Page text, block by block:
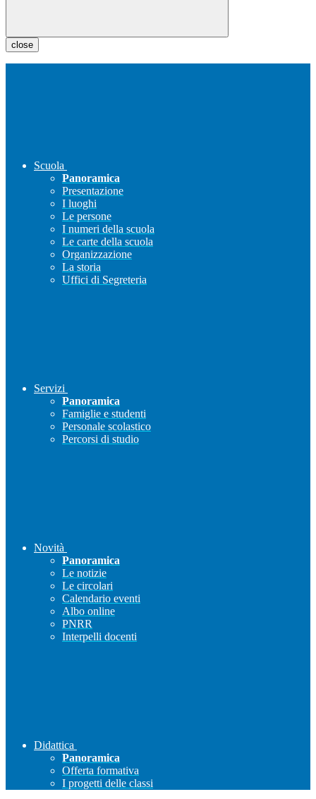
close
Scuola
Panoramica
Presentazione
I luoghi
Le persone
I numeri della scuola
Le carte della scuola
Organizzazione
La storia
Uffici di Segreteria
Servizi
Panoramica
Famiglie e studenti
Personale scolastico
Percorsi di studio
Novità
Panoramica
Le notizie
Le circolari
Calendario eventi
Albo online
PNRR
Interpelli docenti
Didattica
Panoramica
Offerta formativa
I progetti delle classi